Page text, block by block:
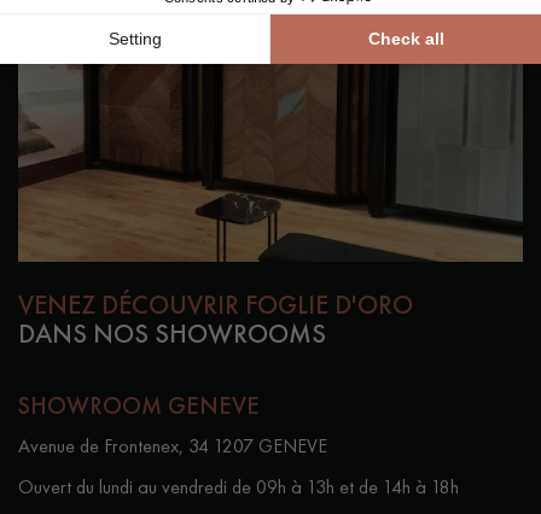
VENEZ DÉCOUVRIR FOGLIE D'ORO
DANS NOS SHOWROOMS
SHOWROOM GENEVE
Avenue de Frontenex, 34 1207 GENEVE
Ouvert du lundi au vendredi de 09h à 13h et de 14h à 18h